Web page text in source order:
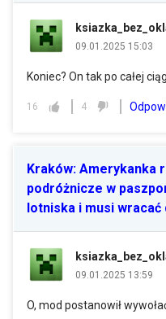
09.01.2025 15:03
Koniec? On tak po całej
16 4
Kraków: Amerykanka
podróżnicze w
lotniska i musi wracać
09.01.2025 13:59
O, mod postanowił